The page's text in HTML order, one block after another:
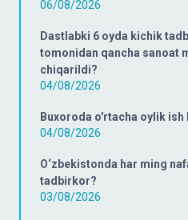
06/08/2026
Dastlabki 6 oyda kichik
tomonidan qancha sanoat
chiqarildi?
04/08/2026
Buxoroda o'rtacha oylik ish
04/08/2026
O‘zbekistonda har ming
tadbirkor?
03/08/2026